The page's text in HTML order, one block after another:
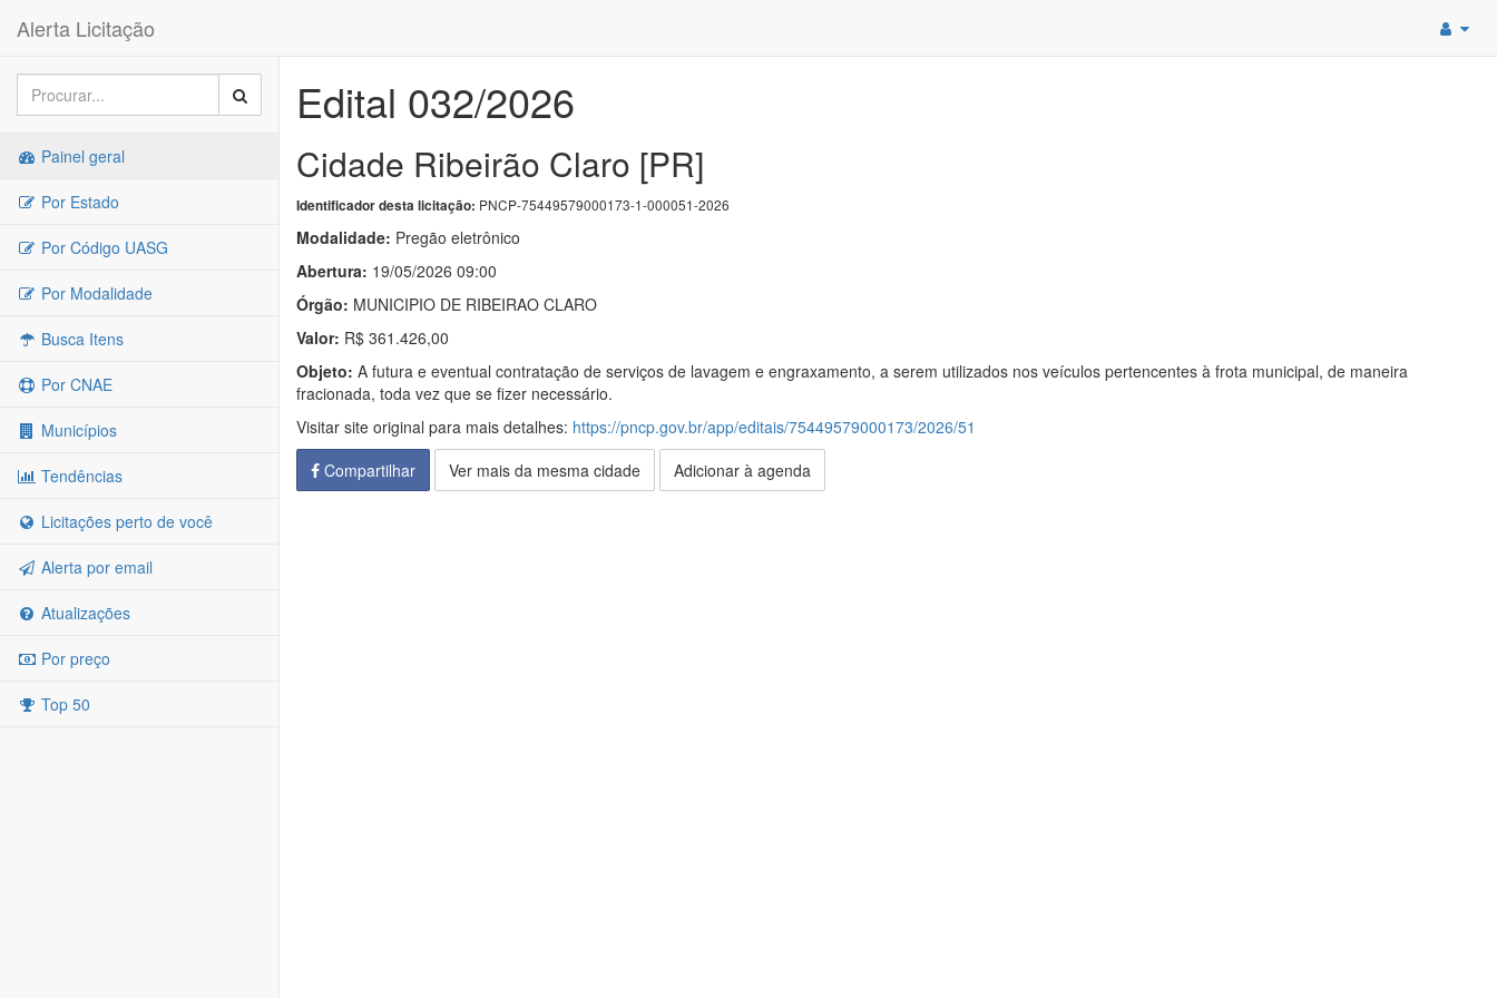
Alerta Licitação
Painel geral
Por Estado
Por Código UASG
Por Modalidade
Busca Itens
Por CNAE
Municípios
Tendências
Licitações perto de você
Alerta por email
Atualizações
Por preço
Top 50
Edital 032/2026
Cidade Ribeirão Claro [PR]
Identificador desta licitação: PNCP-75449579000173-1-000051-2026
Modalidade: Pregão eletrônico
Abertura: 19/05/2026 09:00
Órgão: MUNICIPIO DE RIBEIRAO CLARO
Valor: R$ 361.426,00
Objeto: A futura e eventual contratação de serviços de lavagem e engraxamento, a serem utilizados nos veículos pertencentes à frota municipal, de maneira
fracionada, toda vez que se fizer necessário.
Visitar site original para mais detalhes: https://pncp.gov.br/app/editais/75449579000173/2026/51
Compartilhar
Ver mais da mesma cidade Adicionar à agenda